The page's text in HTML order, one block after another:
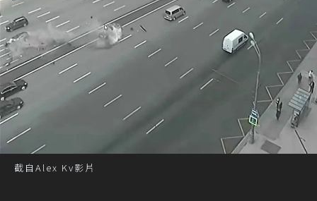
截自Alex Kv影片